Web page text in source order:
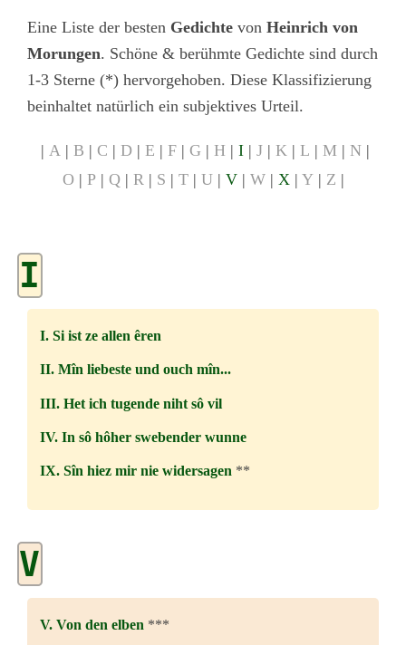
Eine Liste der besten Gedichte vonHeinrich von
Morungen. Schöne & berühmte Gedichte sind durch
1-3 Sterne (*) hervorgehoben. Diese Klassifizierung
beinhaltet natürlich ein subjektives Urteil.
| A | B | C | D | E | F | G | H | I | J | K | L | M | N |
O| P| Q| R| S | T| U| V| W| X| Y| Z |
I
I. Si ist ze allen êren
II. Mîn liebeste und ouch mîn...
III. Het ich tugende niht sô vil
IV. In sô hôher swebender wunne
IX. Sîn hiez mir nie widersagen **
V
V. Von den elben ***